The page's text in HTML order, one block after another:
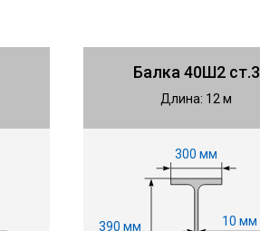
Балка 40Ш2 ст.3
Длина: 12 м
390 мм
300 мм
10 мм